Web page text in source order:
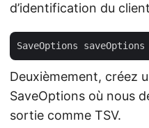
d’identification du
SaveOptions saveOptions
Deuxièmement, créez
SaveOptions où nous
sortie comme TSV.